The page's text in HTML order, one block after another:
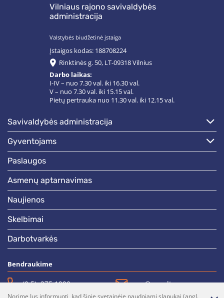
Vilniaus rajono savivaldybės
administracija
Valstybės biudžetinė įstaiga
Įstaigos kodas: 188708224
Rinktinės g. 50, LT-09318 Vilnius
Darbo laikas:
I-IV – nuo 7.30 val. iki 16.30 val.
V – nuo 7.30 val. iki 15.15 val.
Pietų pertrauka nuo 11.30 val. iki 12.15 val.
savivaldybės administracija
gyventojams
paslaugos
asmenų aptarnavimas
naujienos
skelbimai
darbotvarkės
Bendraukime
(0 5)  275 1990 vrsa@vrsa.lt
Norime Jus informuoti, kad šioje svetainėje naudojami slapukai (angl.